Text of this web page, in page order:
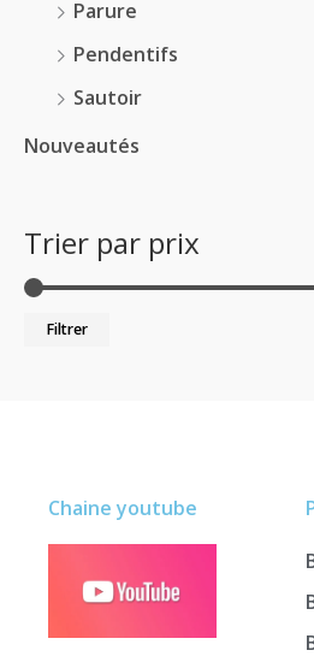
Parure
Pendentifs
Sautoir
Nouveautés
Trier par prix
Filtrer
Chaine youtube